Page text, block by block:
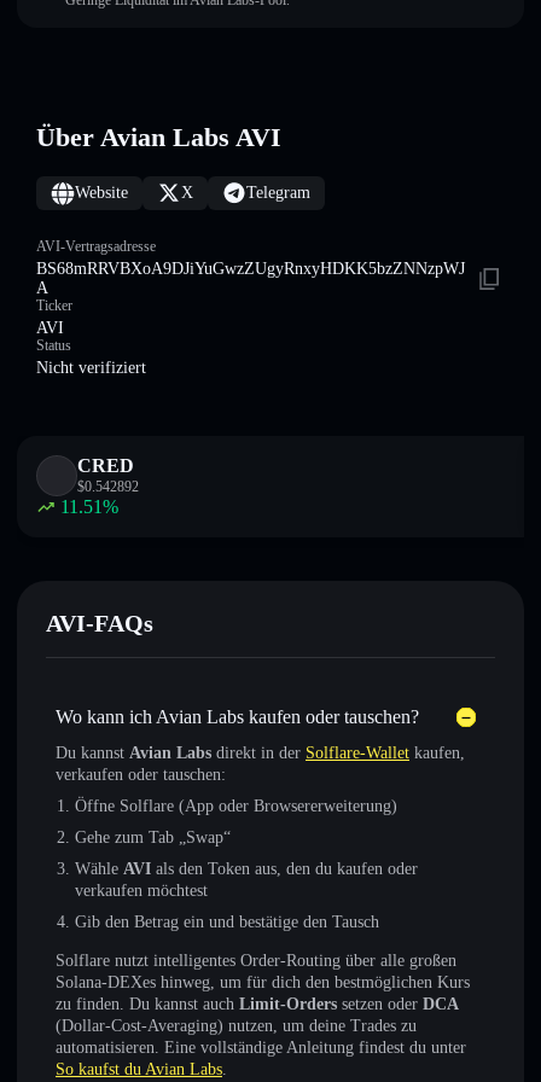
Über Avian Labs AVI
Website X Telegram
AVI-Vertragsadresse
BS68mRRVBXoA9DJiYuGwzZUgyRnxyHDKK5bzZNNzpWJ
A
Ticker
AVI
Status
Nicht verifiziert
CRED
$0.542892
11.51%
AVI-FAQs
Wo kann ich Avian Labs kaufen oder tauschen?
Du kannst Avian Labs direkt in der Solflare-Wallet kaufen,
verkaufen oder tauschen:
Öffne Solflare (App oder Browsererweiterung)
Gehe zum Tab „Swap“
Wähle AVI als den Token aus, den du kaufen oder
verkaufen möchtest
Gib den Betrag ein und bestätige den Tausch
Solflare nutzt intelligentes Order-Routing über alle großen
Solana-DEXes hinweg, um für dich den bestmöglichen Kurs
zu finden. Du kannst auch Limit-Orders setzen oder DCA
(Dollar-Cost-Averaging) nutzen, um deine Trades zu
automatisieren. Eine vollständige Anleitung findest du unter
So kaufst du Avian Labs.